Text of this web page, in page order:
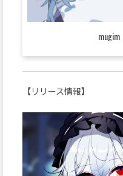
mugim
【リリース情報】